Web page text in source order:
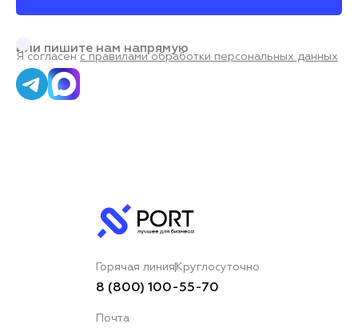
Я согласен с правилами обработки персональных данных
или пишите нам напрямую
Горячая линия Круглосуточно
8 (800) 100-55-70
Почта